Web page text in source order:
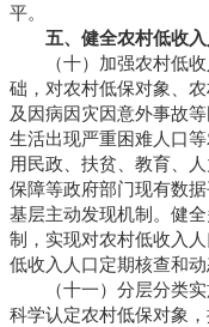
平。
五、健全农村低收
（十）加强农村低收
础，对农村低保对象、
及因病因灾因意外事故
生活出现严重困难人口
用民政、扶贫、教育、
保障等政府部门现有数
基层主动发现机制。健
制，实现对农村低收入
低收入人口定期核查和动
（十一）分层分类实
科学认定农村低保对象